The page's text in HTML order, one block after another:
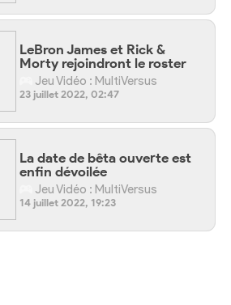
LeBron James et Rick &
Morty rejoindront le roster
Jeu Vidéo : MultiVersus
23 juillet 2022, 02:47
La date de bêta ouverte est
enfin dévoilée
Jeu Vidéo : MultiVersus
14 juillet 2022, 19:23